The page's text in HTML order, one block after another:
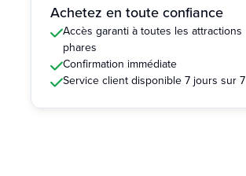
Achetez en toute confiance
Accès garanti à toutes les attractions
phares
Confirmation immédiate
Service client disponible 7 jours sur 7